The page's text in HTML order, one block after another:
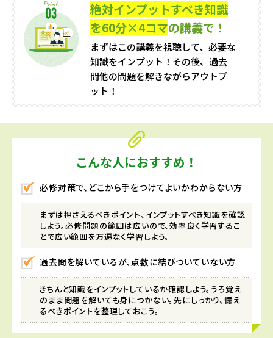
絶対インプットすべき知識
を60分×4コマの講義で！
まずはこの講義を視聴して、必要な
知識をインプット！ その後、過去
問他の問題を解きながらアウトプ
ット！
こんな人におすすめ！
必修対策で、どこから手をつけてよいかわからない方
まずは押さえるべきポイント、インプットすべき知識を確認
しよう。必修問題の範囲は広いので、効率良く学習するこ
とで広い範囲を万遍なく学習しよう。
過去問を解いているが、点数に結びついていない方
きちんと知識をインプットしているか確認しよう。うろ覚え
のまま問題を解いても身につかない。先にしっかり、憶え
るべきポイントを整理しておこう。